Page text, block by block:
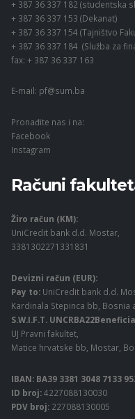
+ 387 36 337 182 (studentska
+ 387 36 337 153 (Dekanat)
+ 387 36 337 154 (Tajništvo
+ 387 36 337 184 (Služba za
fax: + 387 36 337 163
E-mail: pf@sum.ba
Pronađite nas i na:
Facebook
Instagram
Računi
Žiro račun (KM):
UniCredit bank d.d. Mostar,
3381302271331831
Devizni račun (EUR):
Pay to: UniCredit bank d.d.
Kardinala Stepinca bb, Bosnia
S.W.I.F.T.
UJ Pravni fakultet,
Matice hrvatske bb, Mostar,
IBAN: BA39 3381 3048 7133
ID broj:4227088130030
PDV broj: 227088130005